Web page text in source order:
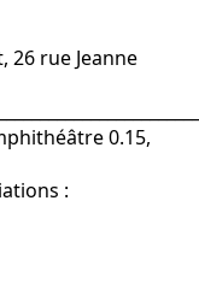
26 rue Jeanne
0.15,
: